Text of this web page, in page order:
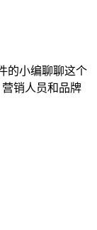
的小编聊聊这个
销人员和品牌